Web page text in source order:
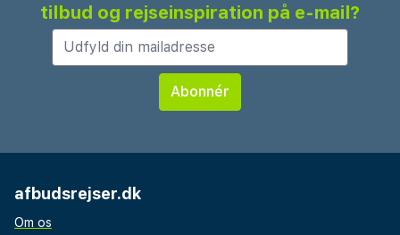
tilbud og rejseinspiration på e-mail?
afbudsrejser.dk
Om os